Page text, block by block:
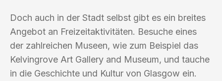
Doch auch in der Stadt selbst gibt es ein breites
Angebot an Freizeitaktivitäten. Besuche eines
der zahlreichen Museen, wie zum Beispiel das
Kelvingrove Art Gallery and Museum, und tauche
in die Geschichte und Kultur von Glasgow ein.